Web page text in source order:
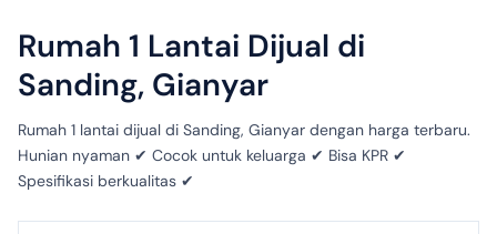
Rumah 1 Lantai Dijual di
Sanding, Gianyar
Rumah 1 lantai dijual di Sanding, Gianyar dengan harga terbaru.
Hunian nyaman ✔ Cocok untuk keluarga ✔ Bisa KPR ✔
Spesifikasi berkualitas ✔